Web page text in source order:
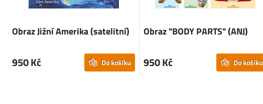
Obraz Jižní Amerika (satelitní)
950 Kč Do košíku
Obraz "BODY PARTS" (ANJ)
950 Kč Do košíku